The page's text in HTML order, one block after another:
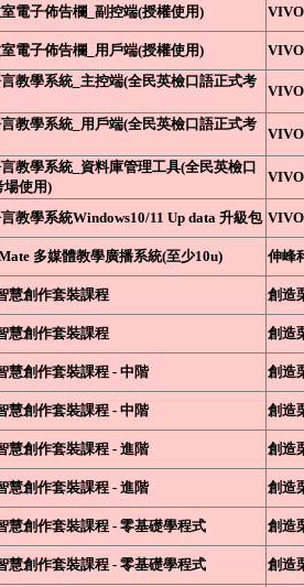
電子佈告欄_副控端(授權使用) VIVO
電子佈告欄_用戶端(授權使用) VIVO
教學系統_主控端(全民英檢口語正式考
VIVO
教學系統_用戶端(全民英檢口語正式考
VIVO
教學系統_資料庫管理工具(全民英檢口
場使用)
VIVO
教學系統Windows10/11 Up data 升級包 VIVO
多媒體教學廣播系統(至少10u) 伸峰
慧創作套裝課程 創造
慧創作套裝課程 創造
慧創作套裝課程 - 中階 創造
慧創作套裝課程 - 中階 創造
慧創作套裝課程 - 進階 創造
慧創作套裝課程 - 進階 創造
慧創作套裝課程 - 零基礎學程式 創造
慧創作套裝課程 - 零基礎學程式 創造